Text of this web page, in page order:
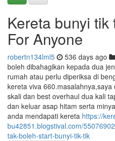
Kereta bunyi
For Anyone
robertn134lml5 536 days ago
boleh dibahagikan kepada dua
rumah atau perlu diperiksa di
kereta viva
skali dan best overhaul dua kali
dan keluar asap hitam serta
anda mendapati kereta https://
bu42851.blogstival.com/
tak-boleh-start-bunyi-tik-tik